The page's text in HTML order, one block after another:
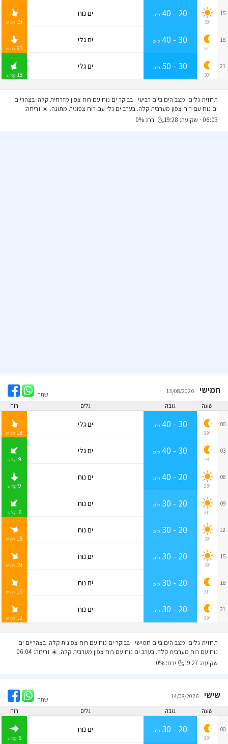
15
33°
20 - 40 ס״מ ים נוח
19 קמ״ש
18
32°
30 - 40 ס״מ ים גלי
23 קמ״ש
21
30°
30 - 50 ס״מ ים גלי
18 קמ״ש
תחזית גלים ומצב הים ביום רביעי- בבוקר ים נוח עם רוח צפון מזרחית קלה. בצהריים
ים נוח עם רוח צפון מערבית קלה. בערב ים גלי עם רוח צפונית מתונה. ☀️ זריחה:
06:03 · שקיעה: 19:28🌜 ירח: 0%
חמישי
שתף
שעה
גובה גלים רוח
00
29°
30 - 40 ס״מ ים גלי
13 קמ״ש
03
28°
30 - 40 ס״מ ים גלי
9 קמ״ש
06
28°
20 - 40 ס״מ ים נוח
9 קמ״ש
09
31°
20 - 30 ס״מ ים נוח
6 קמ״ש
12
33°
20 - 30 ס״מ ים נוח
16 קמ״ש
15
33°
20 - 30 ס״מ ים נוח
19 קמ״ש
18
31°
20 - 30 ס״מ ים נוח
16 קמ״ש
21
29°
20 - 30 ס״מ ים נוח
12 קמ״ש
תחזית גלים ומצב הים ביום חמישי- בבוקר ים נוח עם רוח צפונית קלה. בצהריים ים
נוח עם רוח מערבית קלה. בערב ים נוח עם רוח צפון מערבית קלה. ☀️ זריחה: 06:04 ·
שקיעה: 19:27🌜 ירח: 0%
שישי
שתף
שעה
גובה גלים רוח
00
28°
20 - 30 ס״מ ים נוח
6 קמ״ש